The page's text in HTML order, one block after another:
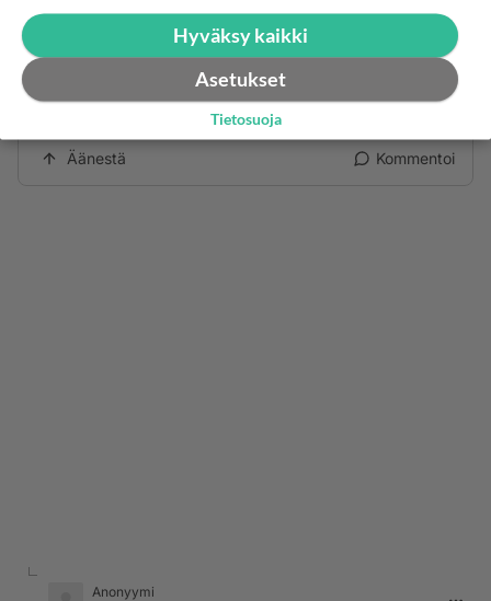
Alue järjestää vanhusten palvelut,ei kunta
Äänestä Kommentoi
Anonyymi
Hyväksy kaikki
Asetukset
Tietosuoja